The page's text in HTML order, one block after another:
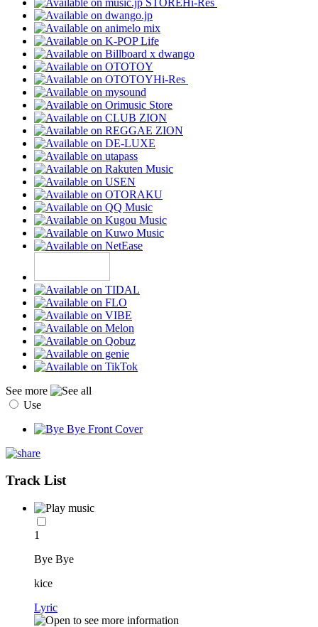
Hi-Res
See more
Use
Track List
1
Bye Bye
kice
Lyric